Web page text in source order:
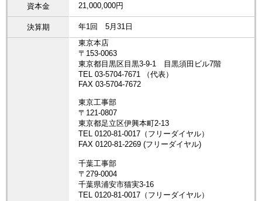
資本金 21,000,000円
決算期 年1回 5月31日